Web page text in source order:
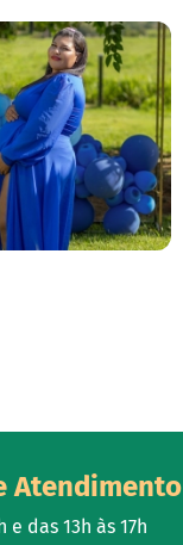
Atendimento
e das 13h às 17h